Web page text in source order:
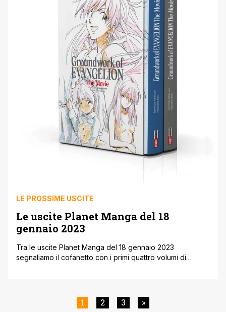
LE PROSSIME USCITE
Le uscite Planet Manga del 18
gennaio 2023
Tra le uscite Planet Manga del 18 gennaio 2023
segnaliamo il cofanetto con i primi quattro volumi di
2023, ricordandovi anche la particolare collaborazione
1 2 3 »